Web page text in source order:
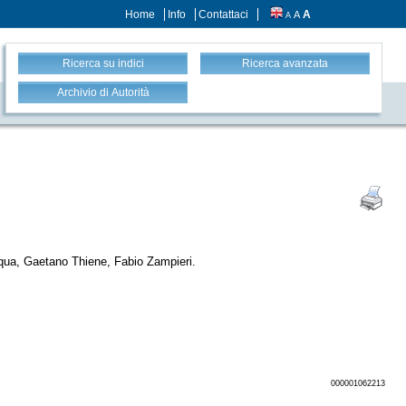
Home Info Contattaci A A A
Ricerca su indici Ricerca avanzata
Archivio di Autorità